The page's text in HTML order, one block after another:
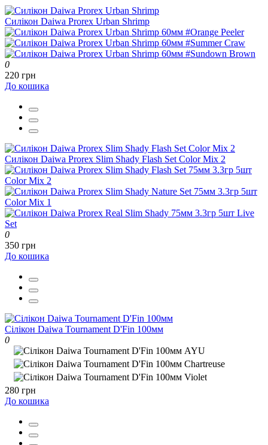
Силікон Daiwa Prorex Urban Shrimp
0
220 грн
До кошика
Силікон Daiwa Prorex Slim Shady Flash Set Color Mix 2
0
350 грн
До кошика
Сілікон Daiwa Tournament D'Fin 100мм
0
280 грн
До кошика